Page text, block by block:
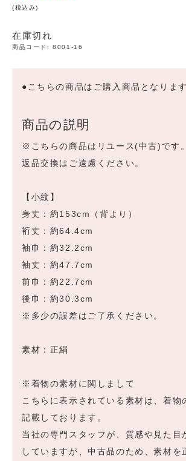
(税込み)
在庫切れ
商品コード:8001-16
●こちらの商品はご購入商品となります
商品の説明
※こちらの商品はリユース(中古)です。
返品交換はご遠慮ください。
【小紋】
身丈：約153cm（背より）
裄丈：約64.4cm
袖巾：約32.2cm
袖丈：約47.7cm
前巾：約22.7cm
後巾：約30.3cm
※多少の誤差はご了承ください。
素材：正絹
※着物の素材に関しまして
こちらに表示されている素材は、着物
記載しております。
当社の専門スタッフが、質感や見た目
していますが、中古品のため、素材を